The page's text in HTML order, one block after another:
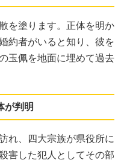
を塗ります。正体を明か
約者がいると知り、彼を
玉佩を地面に埋めて過去
が判明
れ、四大宗族が県役所に
害した犯人としてその部